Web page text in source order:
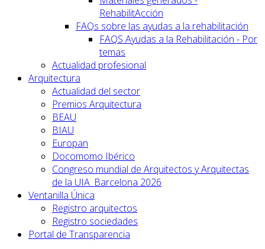
RehabilitAcción
FAQs sobre las ayudas a la rehabilitación
FAQS Ayudas a la Rehabilitación - Por
temas
Actualidad profesional
Arquitectura
Actualidad del sector
Premios Arquitectura
BEAU
BIAU
Europan
Docomomo Ibérico
Congreso mundial de Arquitectos y Arquitectas
de la UIA. Barcelona 2026
Ventanilla Única
Registro arquitectos
Registro sociedades
Portal de Transparencia